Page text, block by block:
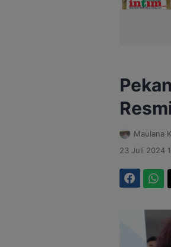
Maulana
23 Juli 2024